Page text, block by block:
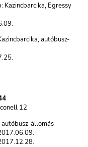
Kazincbarcika, Egressy
autóbusz-
12
autóbusz-állomás